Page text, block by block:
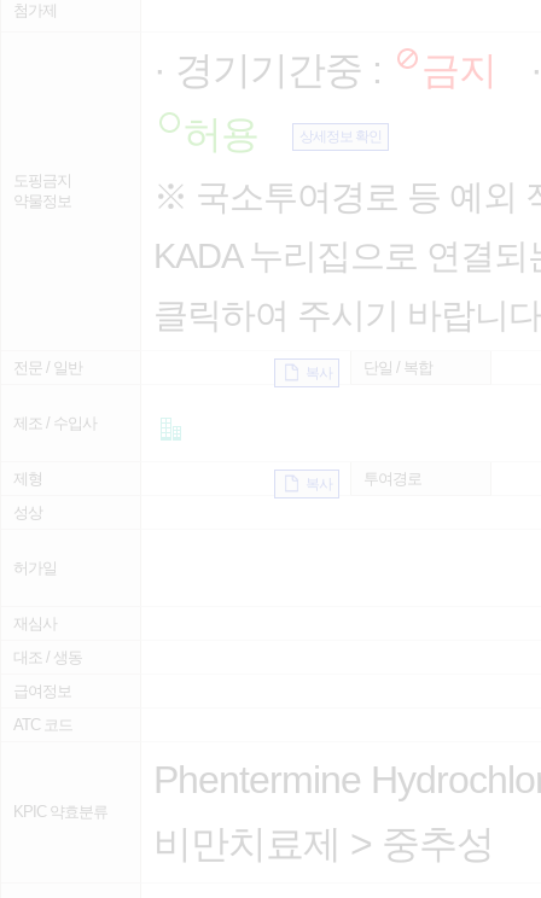
첨가제
도핑금지
약물정보
· 경기기간중 : 금지
허용
상세정보 확인
※ 국소투여경로 등 예외
KADA 누리집으로 연결
클릭하여 주시기 바랍니
전문 / 일반 복사 단일 / 복합
제조 / 수입사
제형 복사
투여경로
성상
허가일
재심사
대조 / 생동
급여정보
ATC 코드
KPIC 약효분류
Phentermine
비만치료제 > 중추성